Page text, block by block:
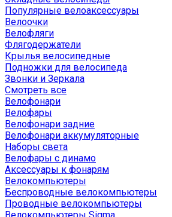
Популярные велоаксессуары
Велоочки
Велофляги
Флягодержатели
Крылья велосипедные
Подножки для велосипеда
Звонки и Зеркала
Смотреть все
Велофонари
Велофары
Велофонари задние
Велофонари аккумуляторные
Наборы света
Велофары с динамо
Аксессуары к фонарям
Велокомпьютеры
Беспроводные велокомпьютеры
Проводные велокомпьютеры